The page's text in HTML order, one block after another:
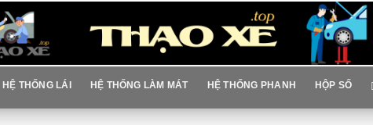
HỆ THỐNG LÁI HỆ THỐNG LÀM MÁT HỆ THỐNG PHANH HỘP SỐ